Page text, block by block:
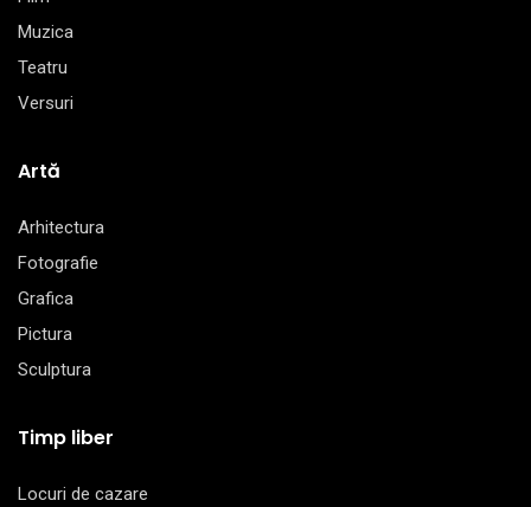
Muzica
Teatru
Versuri
Artă
Arhitectura
Fotografie
Grafica
Pictura
Sculptura
Timp liber
Locuri de cazare